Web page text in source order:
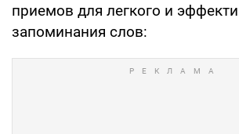
приемов для легкого и
запоминания слов: